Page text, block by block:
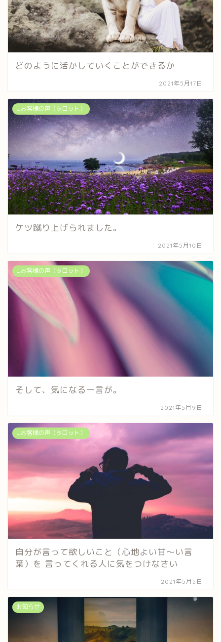
どのように活かしていくことができるか
2021年5月17日
∟お客様の声（タロット）
ケツ蹴り上げられました。
2021年5月10日
∟お客様の声（タロット）
そして、気になる一言が。
2021年5月9日
∟お客様の声（タロット）
自分が言って欲しいこと（心地よい甘〜い言
葉）を 言ってくれる人に気をつけなさい
2021年5月5日
お知らせ